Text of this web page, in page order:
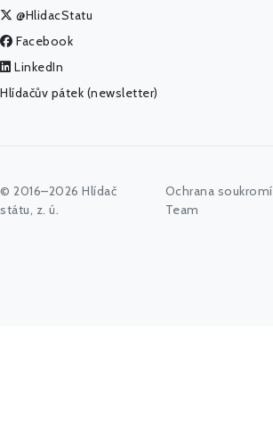
@HlidacStatu
Facebook
LinkedIn
Hlídačův pátek (newsletter)
© 2016–2026 Hlídač
státu, z. ú.
Ochrana soukromí
Team